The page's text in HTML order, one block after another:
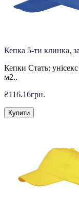
Кепка 5-ти клинка,
Кепки Стать:
м2..
₴116.16грн.
Купити